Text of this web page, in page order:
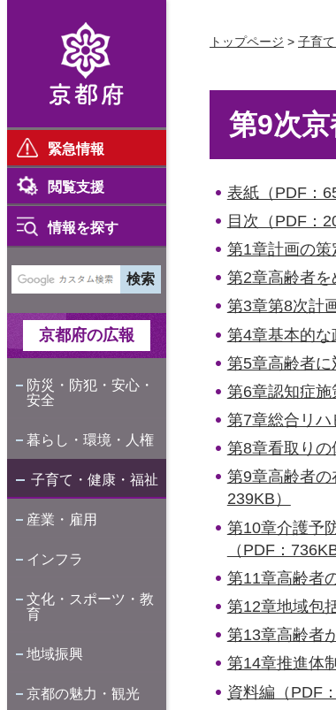
緊急情報
閲覧支援
情報を探す
京都府の広報
防災・防犯・安心・
安全
暮らし・環境・人権
子育て・健康・福祉
産業・雇用
インフラ
文化・スポーツ・教
育
地域振興
京都の魅力・観光
トップページ > 子育
第9次
表紙（PDF：
目次（PDF：
第1章計画の策
第2章高齢者を
第3章第8次計
第4章基本的な
第5章高齢者に
第6章認知症施
第7章総合リハ
第8章看取りの
第9章高齢者の
239KB）
第10章介護予
（PDF：736KB
第11章高齢者
第12章地域包
第13章高齢者
第14章推進体
資料編（PDF